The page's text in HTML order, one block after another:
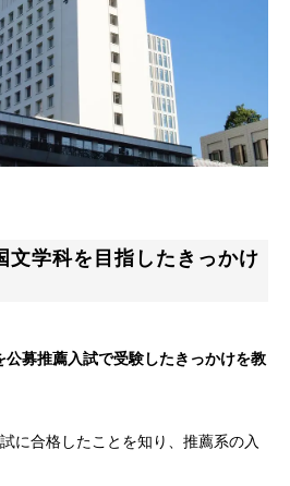
文学科を目指したきっかけ
募推薦入試で受験したきっかけを教
に合格したことを知り、推薦系の入